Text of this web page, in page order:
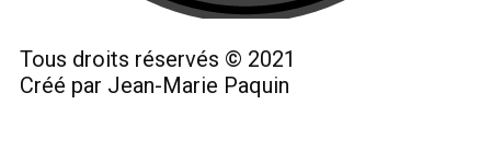
Tous droits réservés © 2021
Créé par Jean-Marie Paquin